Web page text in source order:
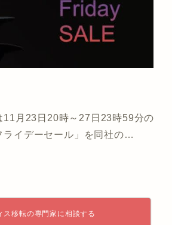
11月23日20時～27日23時59分の
ライデーセール」を同社の…
ス移転の専門家に相談する